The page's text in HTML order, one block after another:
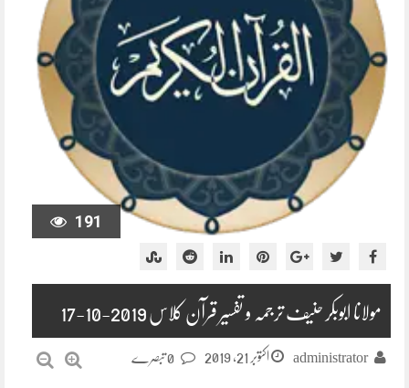
191
مولانا ابوبکر حنیف ترجمہ و تفسیر قرآن کلاس 2019-10-17
administrator اکتوبر 21, 2019